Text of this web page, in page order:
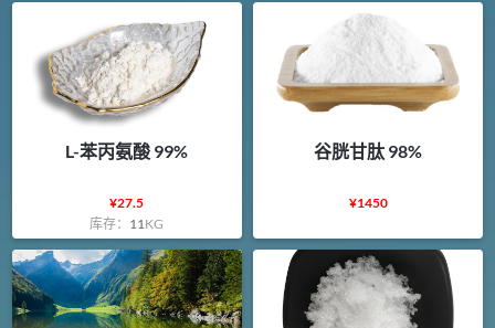
L-苯丙氨酸 99%
¥27.5
库存： 11 KG
谷胱甘肽 98%
¥1450